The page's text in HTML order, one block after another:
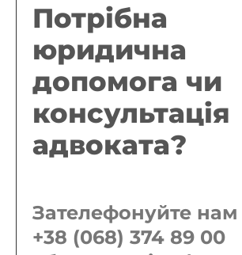
Потрібна
юридична
допомога чи
консультація
адвоката?
Зателефонуйте нам
+38 (068) 374 89 00